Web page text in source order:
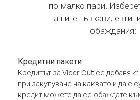
по-малко пари.
нашите гъвкави,
обаждания:
Кредитни пакети
Кредитът за Viber Out се добавя
при закупуване на каквато и да е
кредит можете да се обаждате